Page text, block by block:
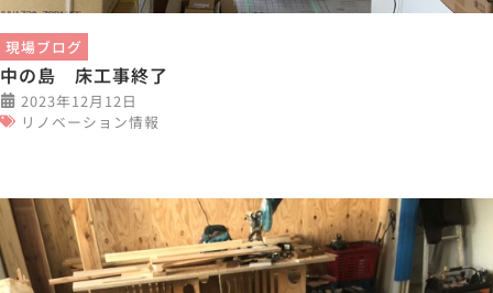
現場ブログ
中の島 床工事終了
2023年12月12日
リノベーション情報